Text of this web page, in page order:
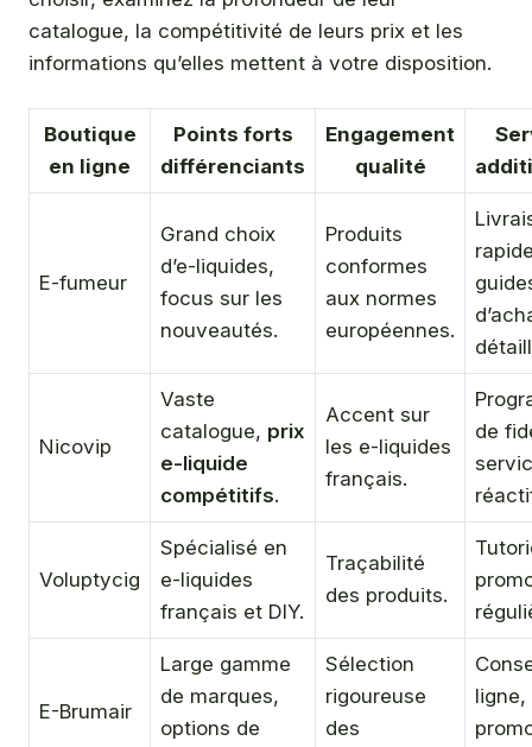
catalogue, la compétitivité de leurs prix et les
informations qu’elles mettent à votre disposition.
Boutique
en ligne
Points forts
différenciants
Engagement
qualité
E-fumeur
Grand choix
d’e-liquides,
focus sur les
nouveautés.
Produits
conformes
aux normes
européennes.
Nicovip
Vaste
catalogue, prix
e-liquide
compétitifs.
Accent sur
les e-liquides
français.
de
Voluptycig
Spécialisé en
e-liquides
français et DIY.
Traçabilité
des produits.
E-Brumair
Large gamme
de marques,
options de
Sélection
rigoureuse
des
ligne,